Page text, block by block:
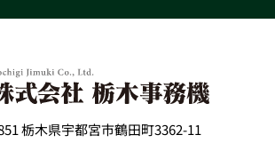
栃木県宇都宮市鶴田町3362-11